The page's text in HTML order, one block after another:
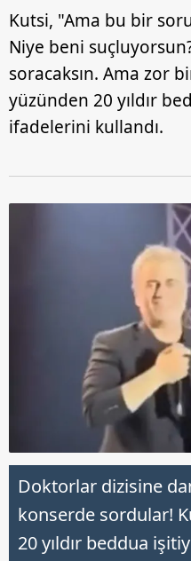
Kutsi, "Ama bu bir
Niye beni
soracaksın. Ama zor
yüzünden 20 yıldır
ifadelerini kullandı.
Doktorlar dizisine
konserde sordular!
20 yıldır beddua